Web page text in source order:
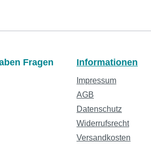
Fragen
Informationen
Impressum
AGB
Datenschutz
Widerrufsrecht
Versandkosten